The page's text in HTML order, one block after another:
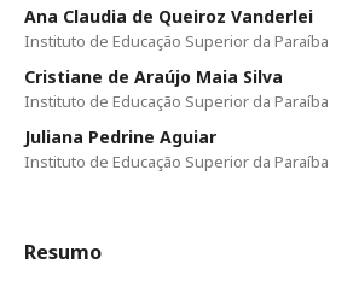
Ana Claudia de Queiroz Vanderlei
Instituto de Educação Superior da Paraíba
Cristiane de Araújo Maia Silva
Instituto de Educação Superior da Paraíba
Juliana Pedrine Aguiar
Instituto de Educação Superior da Paraíba
Resumo